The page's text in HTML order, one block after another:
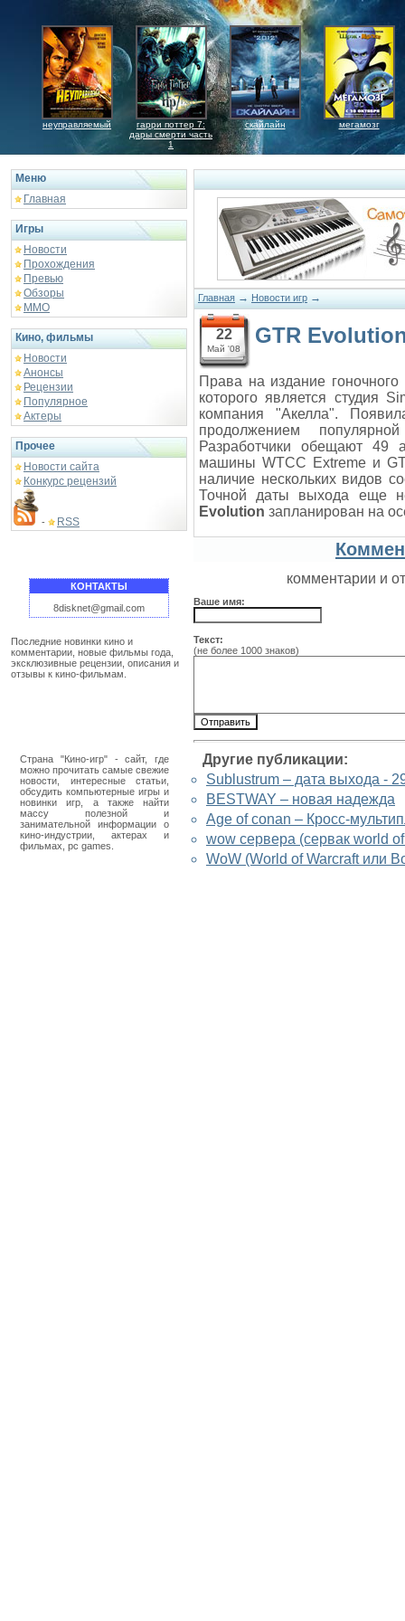
неуправляемый
гарри поттер 7:
дары смерти часть
1
скайлайн мегамозг
Меню
Главная
Игры
Новости
Прохождения
Превью
Обзоры
ММО
Кино, фильмы
Новости
Анонсы
Рецензии
Популярное
Актеры
Прочее
Новости сайта
Конкурс рецензий
- RSS
КОНТАКТЫ
8disknet@gmail.com
Последние новинки кино и
комментарии, новые фильмы года,
эксклюзивные рецензии, описания и
отзывы к кино-фильмам.
Страна "Кино-игр" - сайт, где
можно прочитать самые свежие
новости, интересные статьи,
обсудить компьютерные игры и
новинки игр, а также найти
массу полезной и
занимательной информации о
кино-индустрии, актерах и
фильмах, pc games.
Главная → Новости игр →
22
Май '08
GTR
Права на издание
которого является студия
компания "Акелла".
продолжением
Разработчики обещают 49
машины WTCC Extreme и
наличие нескольких видов
Точной даты выхода еще
Evolution запланирован на
комментарии и
Ваше имя:
Текст:
(не более 1000 знаков)
Другие публикации:
Sublustrum – дата выхода -
BESTWAY – новая надежда
Age of conan – Кросс-
wow сервера (сервак world
WoW (World of Warcraft или